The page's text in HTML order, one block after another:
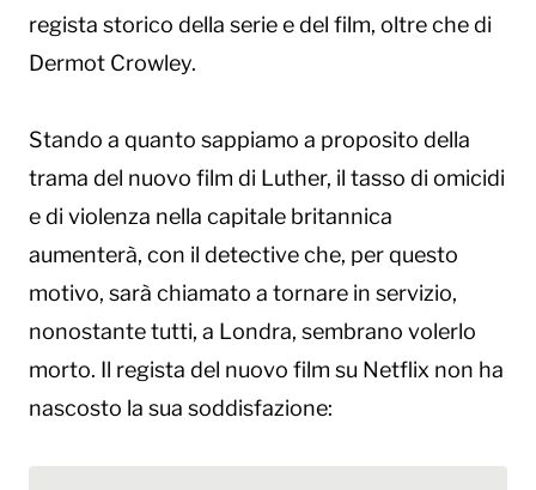
regista storico della serie e del film, oltre che di
Dermot Crowley.
Stando a quanto sappiamo a proposito della
trama del nuovo film di Luther, il tasso di omicidi
e di violenza nella capitale britannica
aumenterà, con il detective che, per questo
motivo, sarà chiamato a tornare in servizio,
nonostante tutti, a Londra, sembrano volerlo
morto. Il regista del nuovo film su Netflix non ha
nascosto la sua soddisfazione: